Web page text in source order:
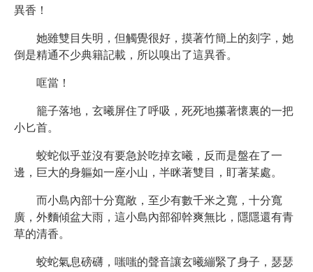
異香！
她雖雙目失明，但觸覺很好，摸著竹簡上的刻字，她
倒是精通不少典籍記載，所以嗅出了這異香。
哐當！
籠子落地，玄曦屏住了呼吸，死死地攥著懷裏的一把
小匕首。
蛟蛇似乎並沒有要急於吃掉玄曦，反而是盤在了一
邊，巨大的身軀如一座小山，半眯著雙目，盯著某處。
而小島內部十分寬敞，至少有數千米之寬，十分寬
廣，外麵傾盆大雨，這小島內部卻幹爽無比，隱隱還有青
草的清香。
蛟蛇氣息磅礴，嗤嗤的聲音讓玄曦繃緊了身子，瑟瑟